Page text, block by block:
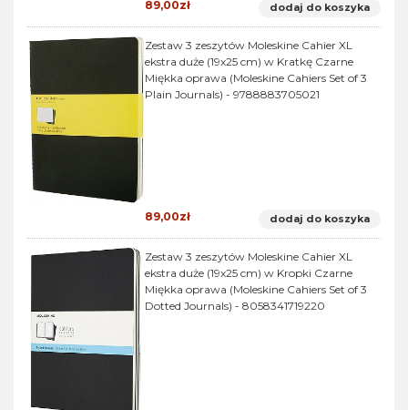
89,00zł dodaj do koszyka
Zestaw 3 zeszytów Moleskine Cahier XL
ekstra duże (19x25 cm) w Kratkę Czarne
Miękka oprawa (Moleskine Cahiers Set of 3
Plain Journals) - 9788883705021
89,00zł dodaj do koszyka
Zestaw 3 zeszytów Moleskine Cahier XL
ekstra duże (19x25 cm) w Kropki Czarne
Miękka oprawa (Moleskine Cahiers Set of 3
Dotted Journals) - 8058341719220